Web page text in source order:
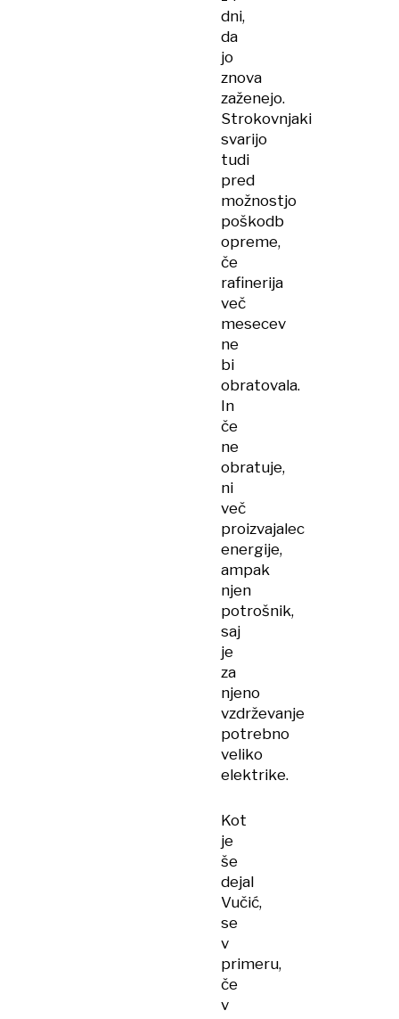
dni,
da
jo
znova
zaženejo.
Strokovnjaki
svarijo
tudi
pred
možnostjo
poškodb
opreme,
če
rafinerija
več
mesecev
ne
bi
obratovala.
In
če
ne
obratuje,
ni
več
proizvajalec
energije,
ampak
njen
potrošnik,
saj
je
za
njeno
vzdrževanje
potrebno
veliko
elektrike.
Kot
je
še
dejal
Vučić,
se
v
primeru,
če
v